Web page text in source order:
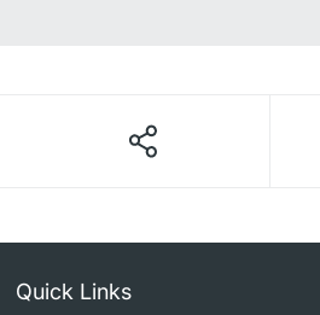
Quick Links